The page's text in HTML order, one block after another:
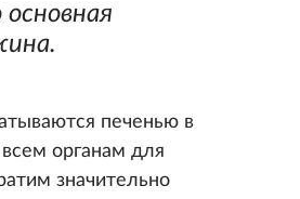
печенью в
органам для
значительно